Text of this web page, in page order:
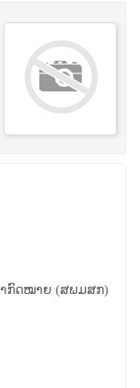
ກົດໝາຍ (ສພມສກ)